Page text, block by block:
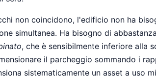
non coincidono, l'edificio non ha
simultanea. Ha bisogno di
, che è sensibilmente inferiore alla
il parcheggio sommando i
sistematicamente un asset a uso